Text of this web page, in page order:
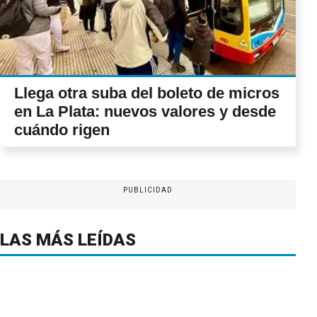
Llega otra suba del boleto de micros
en La Plata: nuevos valores y desde
cuándo rigen
PUBLICIDAD
LAS MÁS LEÍDAS